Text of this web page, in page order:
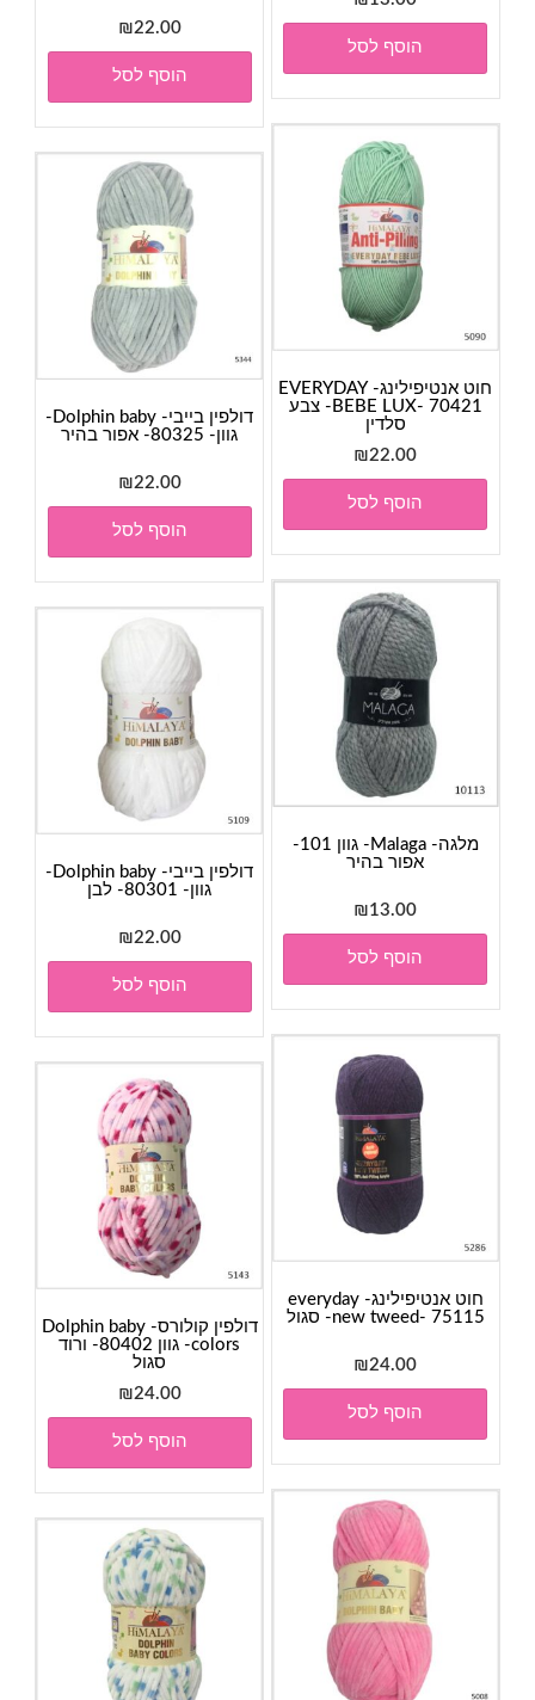
הוסף לסל
₪22.00
הוסף לסל
חוט אנטיפילינג- EVERYDAY
BEBE LUX- 70421- צבע
סלדין
₪22.00
הוסף לסל
דולפין בייבי- Dolphin baby-
גוון- 80325- אפור בהיר
₪22.00
הוסף לסל
מלגה- Malaga- גוון 101-
אפור בהיר
₪13.00
הוסף לסל
דולפין בייבי- Dolphin baby-
גוון- 80301- לבן
₪22.00
הוסף לסל
חוט אנטיפילינג- everyday
new tweed- 75115- סגול
₪24.00
הוסף לסל
דולפין קולורס- Dolphin baby
colors- גוון 80402- ורוד
סגול
₪24.00
הוסף לסל